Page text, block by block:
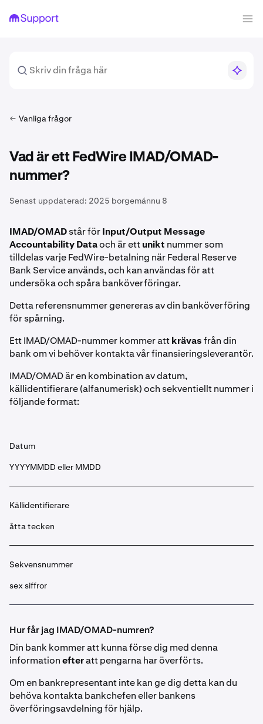
Vanliga frågor
Vad är ett FedWire IMAD/OMAD-
nummer?
Senast uppdaterad: 2025 borgemánnu 8
IMAD/OMADstår förInput/Output Message
Accountability Dataoch är ettunikt nummer som
tilldelas varje FedWire-betalning när Federal Reserve
Bank Service används, och kan användas för att
undersöka och spåra banköverföringar.
Detta referensnummer genereras av din banköverföring
för spårning.
Ett IMAD/OMAD-nummer kommer attkrävasfrån din
bank om vi behöver kontakta vår finansieringsleverantör.
IMAD/OMAD är en kombination av datum,
källidentifierare (alfanumerisk) och sekventiellt nummer i
följande format:
Datum
YYYYMMDD eller MMDD
Källidentifierare
åtta tecken
Sekvensnummer
sex siffror
Hur får jag IMAD/OMAD-numren?
Din bank kommer att kunna förse dig med denna
informationefteratt pengarna har överförts.
Om en bankrepresentant inte kan ge dig detta kan du
behöva kontakta bankchefen eller bankens
överföringsavdelning för hjälp.